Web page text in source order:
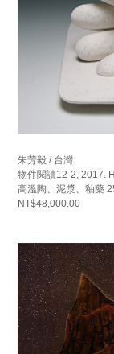
朱芳毅 / 台灣
物件閱讀12-2, 2017.
高溫陶、泥漿、釉藥
NT$48,000.00